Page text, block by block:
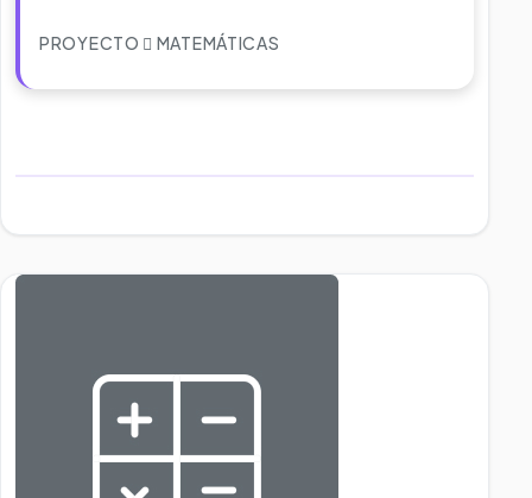
PROYECTO MATEMÁTICAS